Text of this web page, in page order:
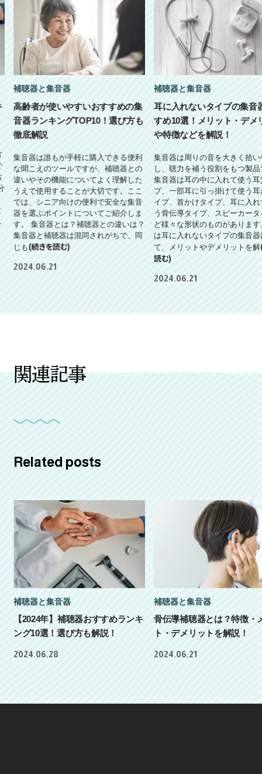
補聴器と集音器
高齢者が使いやすいおすすめの集
音器ランキングTOP10！選び方も
徹底解説
集音器は誰もが手軽に購入できる便利
な聞こえのツールですが、補聴器との
違いやその機能についてよく理解した
うえで使用することが大切です。ここ
では、シニア向けの便利で安全な集音
器を選ぶポイントについてご紹介しま
す。 集音器とは？補聴器との違いは？
集音器と補聴器は混同されがちで、同
じも(続きを読む)
2024.06.21
補聴器と集音器
耳に入れないタイプの集音
すめ10選！メリット・デメ
や特徴などを解説！
集音器は周りの音を大きく拾
し、聴力を補う役割をもつ製
集音器は耳の中に入れて使う
プ、一部耳に引っ掛けて使う
イプ、首かけタイプ、耳に入
う骨伝導タイプ、スピーカー
ど様々な形状のものがありま
は耳に入れないタイプの集音
て、メリットやデメリットを解
読む)
2024.06.21
関連記事
Related posts
補聴器と集音器
【2024年】補聴器おすすめランキ
ング10選！選び方も解説！
2024.06.28
補聴器と集音器
骨伝導補聴器とは？特徴・
ト・デメリットを解説！
2024.06.21